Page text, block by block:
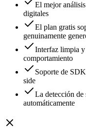
El mejor
digitales
El plan gratis
genuinamente
Interfaz limpia y
comportamiento
Soporte de
side
La detección de
automáticamente